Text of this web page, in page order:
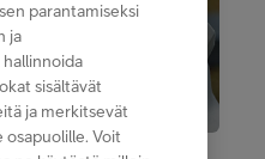
valitset yrityksellesi
parantamiseksi
ja
sisältävät
ja merkitsevät
Voit